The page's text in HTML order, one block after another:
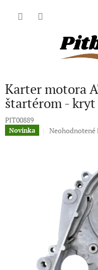
Karter motora
štartérom -
PIT00889
Novinka
Priemerné
hviezdičiek.
Neohodnotené